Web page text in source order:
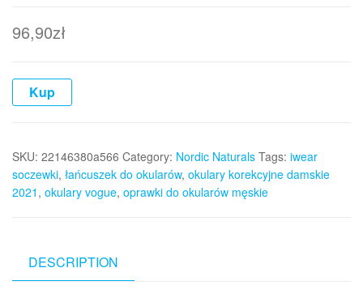
96,90zł
Kup
SKU: 22146380a566 Category: Nordic Naturals Tags: iwear
soczewki, łańcuszek do okularów, okulary korekcyjne damskie
2021 , okulary vogue, oprawki do okularów męskie
DESCRIPTION